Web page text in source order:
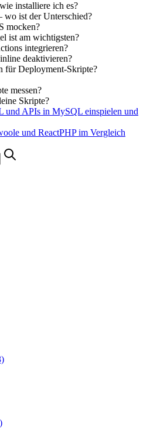
installiere ich es?
ist der Unterschied?
mocken?
ist am wichtigsten?
integrieren?
deaktivieren?
für Deployment-Skripte?
messen?
Skripte?
und APIs in MySQL einspielen und
und ReactPHP im Vergleich